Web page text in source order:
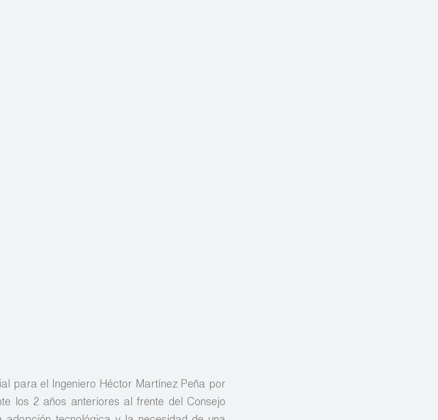
para el Ingeniero Héctor Martínez Peña por
los 2 años anteriores al frente del Consejo